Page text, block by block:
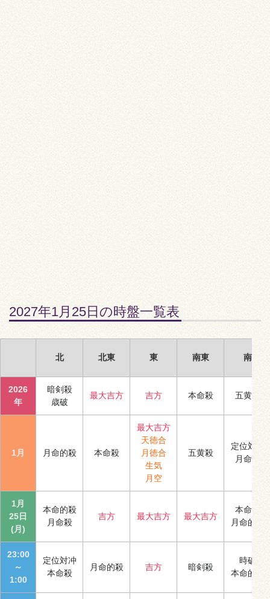
2027年1月25日の時盤一覧表
北 北東 東 南東 南
2026
年
暗剣殺
歳破
最大吉方 吉方 本命殺 五黄殺
1月 月命的殺 本命殺
最大吉方
天徳合
月徳合
生気
月空
五黄殺
定位対冲
月命殺
1月
25日
(月)
本命的殺
月命殺
吉方 最大吉方 最大吉方
本命殺
月命的殺
23:00
～
1:00
定位対冲
本命殺
月命的殺 吉方 暗剣殺
時破
本命的殺